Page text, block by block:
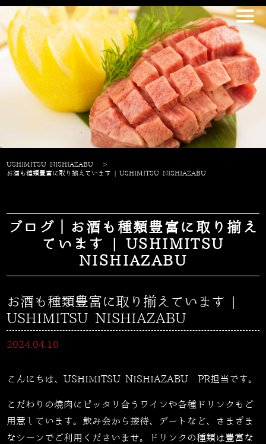
USHIMITSU NISHIAZABU
>
お酒も種類豊富に取り揃えています | USHIMITSU NISHIAZABU
ブログ｜お酒も種類豊富に取り揃え
ています | USHIMITSU
NISHIAZABU
お酒も種類豊富に取り揃えています |
USHIMITSU NISHIAZABU
2024.04.10
こんにちは、USHIMITSU NISHIAZABU PR担当です。
こだわりの焼肉にピッタリ合うワインや各種ドリンクもご
用意しています。飲み会から接待、デートなど、さまざま
なシーンでご利用くださいませ。ドリンクの種類は豊富な